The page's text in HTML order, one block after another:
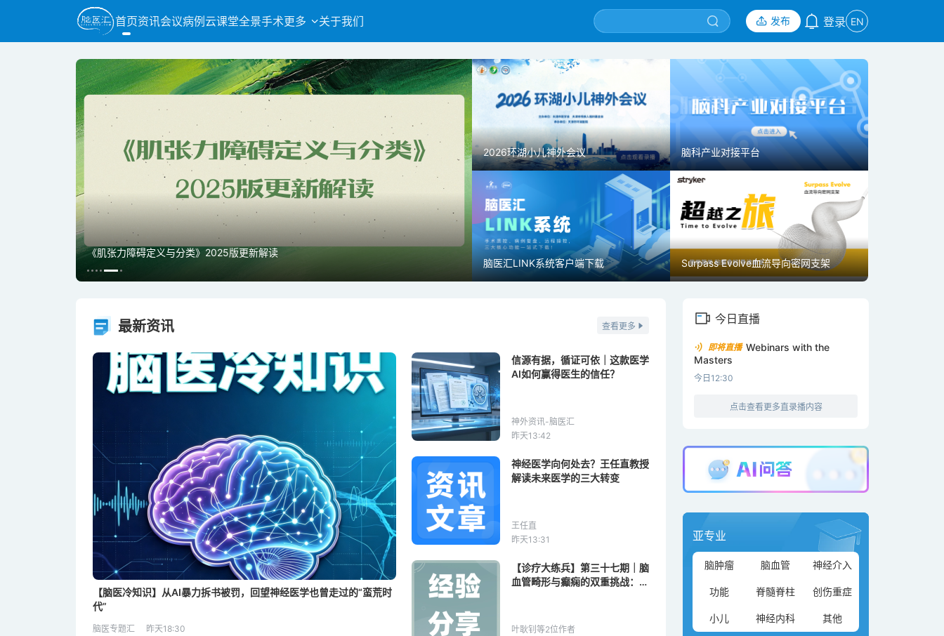
首页资讯会议病例 云课堂全景手术更多 关于我们 发布 登录 EN
《肌张力障碍定义与分类》2025版更新解读 鄢克坤主任医师：蛛网膜颗粒压迫横窦继发颅内高压两例诊疗十年随访回顾
2026环湖小儿神外会议 脑科产业对接平台
脑医汇LINK系统客户端下载 Surpass Evolve血流导向密网支架
最新资讯 查看更多
【脑医冷知识】从AI暴力拆书被罚，回望神经医学也曾走过的“蛮荒时
代”
脑医专题汇 昨天18:30
信源有据，循证可依｜这款医学
AI如何赢得医生的信任？
神外资讯-脑医汇
昨天13:42
神经医学向何处去？王任直教授
解读未来医学的三大转变
王任直
昨天13:31
【诊疗大练兵】第三十七期｜脑
血管畸形与癫痫的双重挑战：手
叶耿钊等2位作者
今日直播
即将直播 Webinars with the
Masters
今日12:30
点击查看更多直录播内容
亚专业
脑肿瘤 脑血管 神经介入
功能 脊髓脊柱 创伤重症
小儿 神经内科 其他